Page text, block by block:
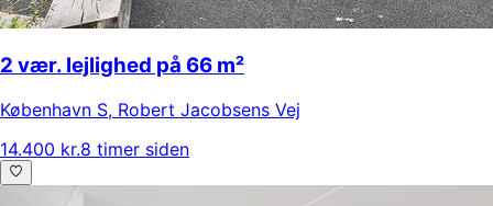
2 vær. lejlighed på 66 m²
København S, Robert Jacobsens Vej
14.400 kr.8 timer siden